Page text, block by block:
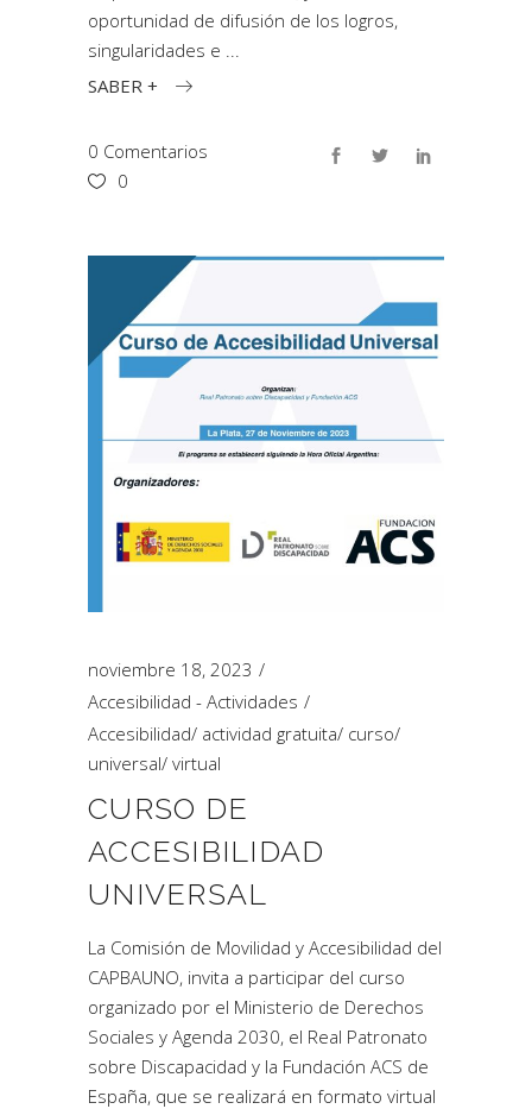
oportunidad de difusión de los logros,
singularidades e
SABER +
0 Comentarios
0
noviembre 18, 2023
Accesibilidad - Actividades
Accesibilidad/ actividad gratuita/ curso/
universal/ virtual
CURSO DE
ACCESIBILIDAD
UNIVERSAL
La Comisión de Movilidad y Accesibilidad del
CAPBAUNO, invita a participar del curso
organizado por el Ministerio de Derechos
Sociales y Agenda 2030, el Real Patronato
sobre Discapacidad y la Fundación ACS de
España, que se realizará en formato virtual